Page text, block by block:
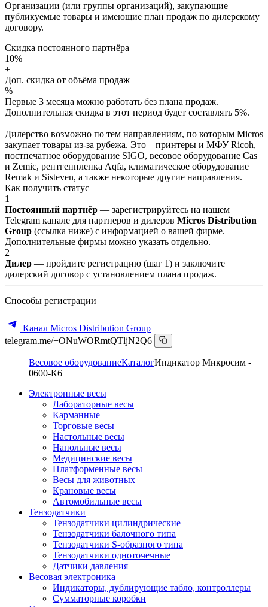
Организации (или группы организаций), закупающие
публикуемые товары и имеющие план продаж по дилерскому
договору.
Скидка постоянного партнёра
10%
+
Доп. скидка от объёма продаж
%
Первые 3 месяца можно работать без плана продаж.
Дополнительная скидка в этот период будет составлять 5%.
Дилерство возможно по тем направлениям, по которым Micros
закупает товары из-за рубежа. Это – принтеры и МФУ Ricoh,
постпечатное оборудование SIGO, весовое оборудование Cas
и Zemic, рентгенпленка Aqfa, климатическое оборудование
Remak и Sisteven, а также некоторые другие направления.
Как получить статус
1
Постоянный партнёр — зарегистрируйтесь на нашем
Telegram канале для партнеров и дилеров Micros Distribution
Group (ссылка ниже) с информацией о вашей фирме.
Дополнительные фирмы можно указать отдельно.
2
Дилер — пройдите регистрацию (шаг 1) и заключите
дилерский договор с установлением плана продаж.
Способы регистрации
Канал Micros Distribution Group
telegram.me/+ONuWORmtQTljN2Q6
Весовое оборудованиеКаталогИндикатор Микросим -
0600-К6
Электронные весы
Лабораторные весы
Карманные
Торговые весы
Настольные весы
Напольные весы
Медицинские весы
Платформенные весы
Весы для животных
Крановые весы
Автомобильные весы
Тензодатчики
Тензодатчики цилиндрические
Тензодатчики балочного типа
Тензодатчики S-образного типа
Тензодатчики одноточечные
Датчики давления
Весовая электроника
Индикаторы, дублирующие табло, контроллеры
Сумматорные коробки